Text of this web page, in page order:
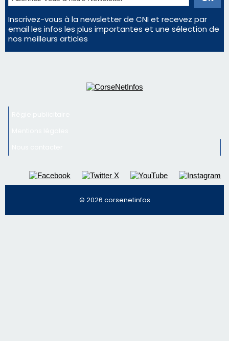
Inscrivez-vous à la newsletter de CNI et recevez par
email les infos les plus importantes et une sélection de
nos meilleurs articles
© 2026 corsenetinfos